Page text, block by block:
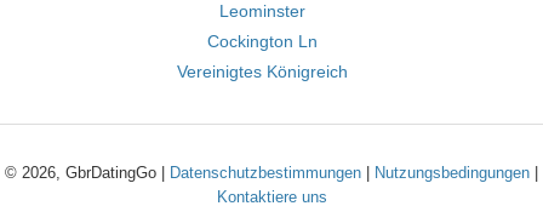
Leominster
Cockington Ln
Vereinigtes Königreich
© 2026, GbrDatingGo | Datenschutzbestimmungen Nutzungsbedingungen
Kontaktiere uns